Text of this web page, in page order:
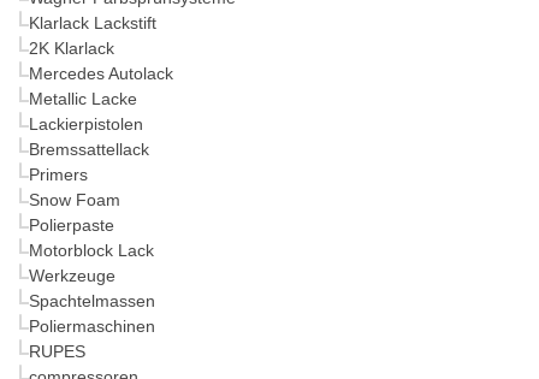
Klarlack Lackstift
2K Klarlack
Mercedes Autolack
Metallic Lacke
Lackierpistolen
Bremssattellack
Primers
Snow Foam
Polierpaste
Motorblock Lack
Werkzeuge
Spachtelmassen
Poliermaschinen
RUPES